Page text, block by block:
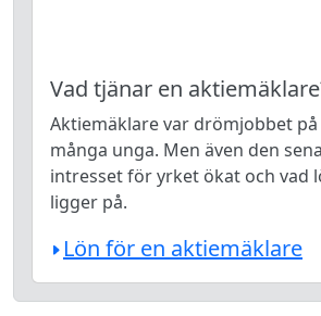
Vad tjänar en
Aktiemäklare var drömjobbet
många unga. Men även den
intresset för yrket ökat och vad
ligger på.
Lön för en aktiemäklare